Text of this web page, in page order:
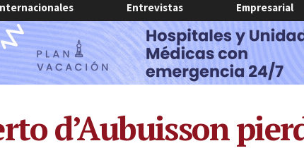
Entrevistas Empresarial
d’Aubuisson